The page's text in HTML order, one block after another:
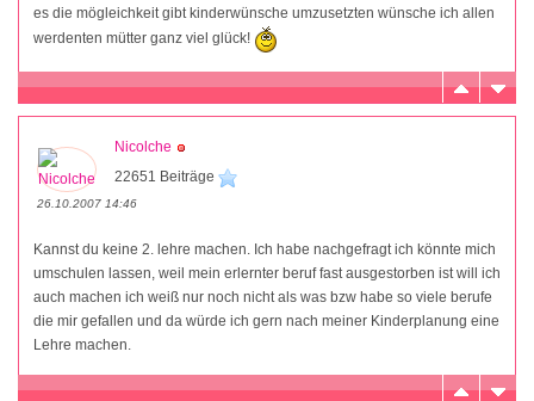
es die mögleichkeit gibt kinderwünsche umzusetzten wünsche ich allen
werdenten mütter ganz viel glück!
Nicolche
22651 Beiträge
26.10.2007 14:46
Kannst du keine 2. lehre machen. Ich habe nachgefragt ich könnte mich
umschulen lassen, weil mein erlernter beruf fast ausgestorben ist will ich
auch machen ich weiß nur noch nicht als was bzw habe so viele berufe
die mir gefallen und da würde ich gern nach meiner Kinderplanung eine
Lehre machen.